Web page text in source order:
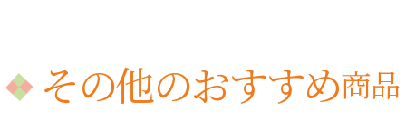
その他のおすすめ商品